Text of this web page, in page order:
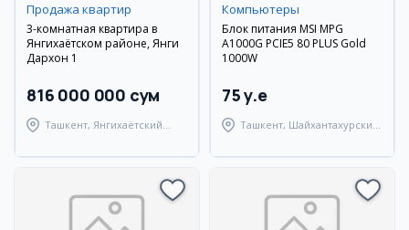
Продажа квартир
3-комнатная квартира в
Янгихаётском районе, Янги
Дархон 1
816 000 000 сум
Ташкент, Янгихаётский
Компьютеры
Блок питания MSI MPG
A1000G PCIE5 80 PLUS Gold
1000W
75 y.e
Ташкент, Шайхантахурский